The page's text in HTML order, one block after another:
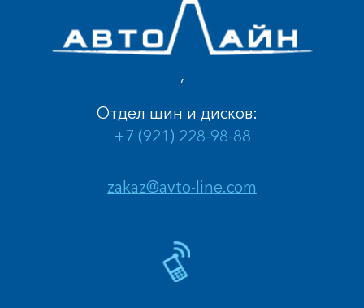
,
zakaz@avto-line.com
Отдел шин и дисков:
+7 (921) 228-98-88